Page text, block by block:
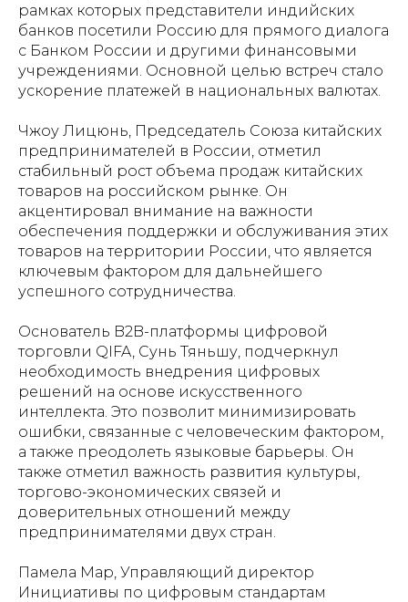
рамках которых представители индийских
банков посетили Россию для прямого диалога
с Банком России и другими финансовыми
учреждениями. Основной целью встреч стало
ускорение платежей в национальных валютах.
Чжоу Лицюнь, Председатель Союза китайских
предпринимателей в России, отметил
стабильный рост объема продаж китайских
товаров на российском рынке. Он
акцентировал внимание на важности
обеспечения поддержки и обслуживания этих
товаров на территории России, что является
ключевым фактором для дальнейшего
успешного сотрудничества.
Основатель B2B-платформы цифровой
торговли QIFA, Сунь Тяньшу, подчеркнул
необходимость внедрения цифровых
решений на основе искусственного
интеллекта. Это позволит минимизировать
ошибки, связанные с человеческим фактором,
а также преодолеть языковые барьеры. Он
также отметил важность развития культуры,
торгово-экономических связей и
доверительных отношений между
предпринимателями двух стран.
Памела Мар, Управляющий директор
Инициативы по цифровым стандартам